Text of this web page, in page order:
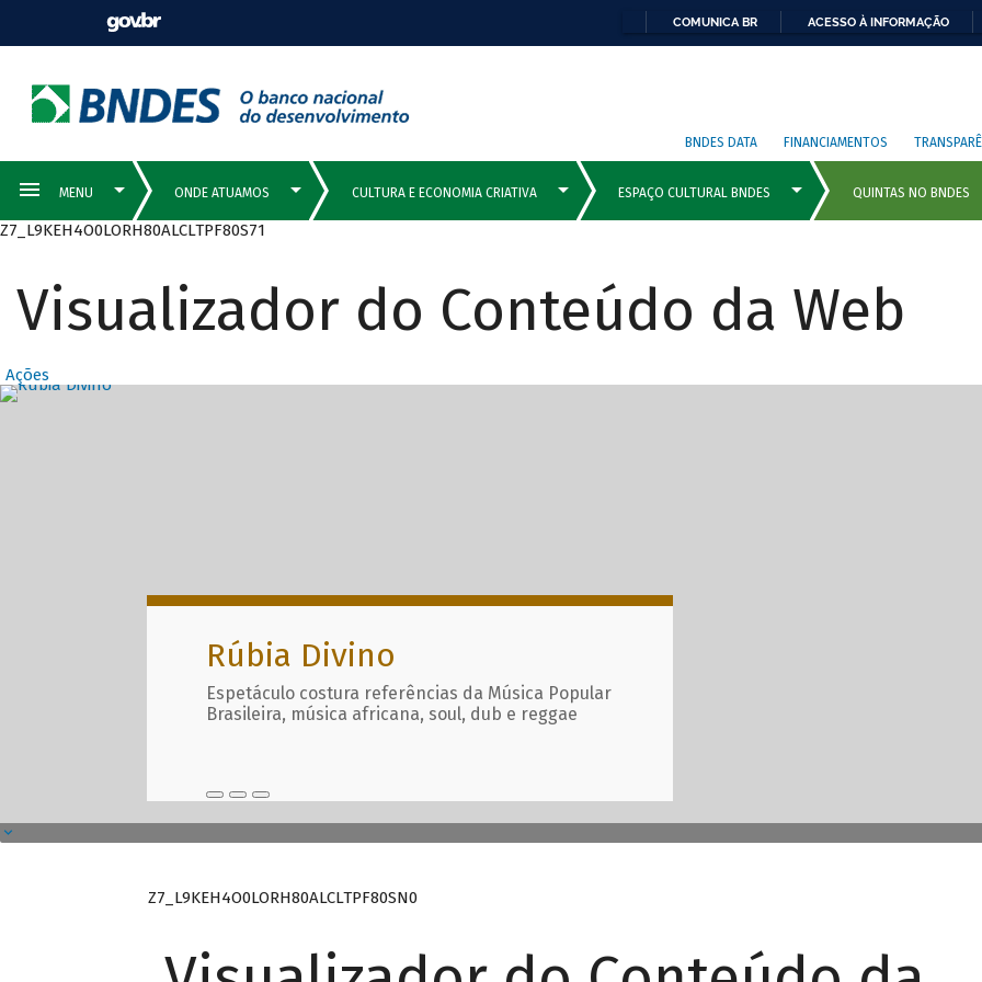
COMUNICA BR ACESSO À INFORMAÇÃO
BNDES DATA FINANCIAMENTOS
Z7_L9KEH4O0LORH80ALCLTPF80S71
Visualizador do Conteúdo da Web
Ações
Destaques Principais com
Rúbia Divino
Espetáculo costura referências da Música Popular
Brasileira, música africana, soul, dub e reggae
Z7_L9KEH4O0LORH80ALCLTPF80SN0